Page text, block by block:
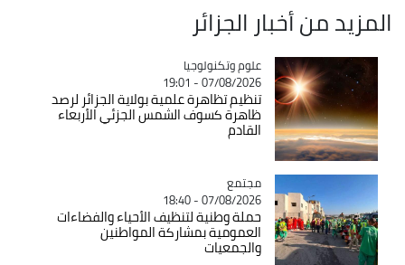
المزيد من أخبار الجزائر
Catégorie
علوم وتكنولوجيا
07/08/2026 - 19:01
تنظيم تظاهرة علمية بولاية الجزائر لرصد
ظاهرة كسوف الشمس الجزئي الأربعاء
القادم
Catégorie
مجتمع
07/08/2026 - 18:40
حملة وطنية لتنظيف الأحياء والفضاءات
العمومية بمشاركة المواطنين
والجمعيات